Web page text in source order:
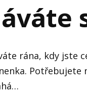
rána, kdy jste